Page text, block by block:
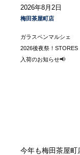
2026年8月2日
梅田茶屋町店
ガラスペンマルシェ
2026後夜祭！STORES
入荷のお知らせ📢
今年も梅田茶屋町